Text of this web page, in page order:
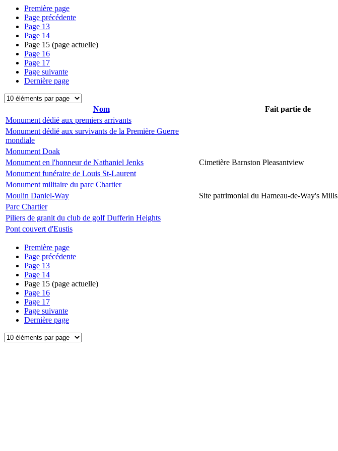
Première page
Page précédente
Page 13
Page 14
Page 15 (page actuelle)
Page 16
Page 17
Page suivante
Dernière page
Nom Fait partie de
Monument dédié aux premiers arrivants
Monument dédié aux survivants de la Première Guerre
mondiale
Monument Doak
Monument en l'honneur de Nathaniel Jenks
Cimetière Barnston Pleasantview
Monument funéraire de Louis St-Laurent
Monument militaire du parc Chartier
Moulin Daniel-Way
Site patrimonial du Hameau-de-Way's Mills
Parc Chartier
Piliers de granit du club de golf Dufferin Heights
Pont couvert d'Eustis
Première page
Page précédente
Page 13
Page 14
Page 15 (page actuelle)
Page 16
Page 17
Page suivante
Dernière page